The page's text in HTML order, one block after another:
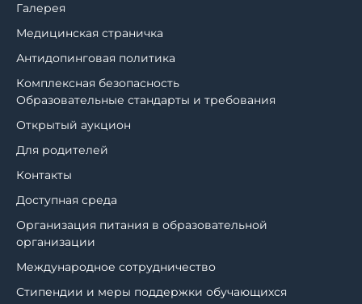
Галерея
Медицинская страничка
Антидопинговая политика
Комплексная безопасность
Образовательные стандарты и требования
Открытый аукцион
Для родителей
Контакты
Доступная среда
Организация питания в образовательной
организации
Международное сотрудничество
Стипендии и меры поддержки обучающихся